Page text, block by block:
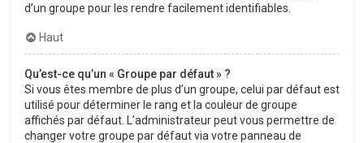
d’un groupe pour les rendre facilement identifiables.
Haut
Qu’est-ce qu’un « Groupe par défaut » ?
Si vous êtes membre de plus d’un groupe, celui par défaut est
utilisé pour déterminer le rang et la couleur de groupe
affichés par défaut. L’administrateur peut vous permettre de
changer votre groupe par défaut via votre panneau de